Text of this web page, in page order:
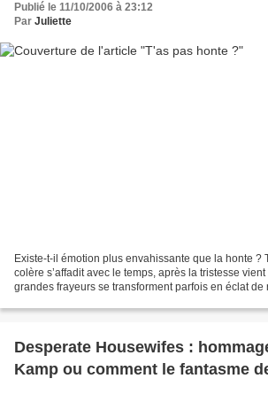
Publié le 11/10/2006 à 23:12
Par Juliette
Existe-t-il émotion plus envahissante que la honte ?
colère s’affadit avec le temps, après la tristesse
grandes frayeurs se transforment parfois en éclat de
Desperate Housewifes :
Kamp ou comment le fantasme